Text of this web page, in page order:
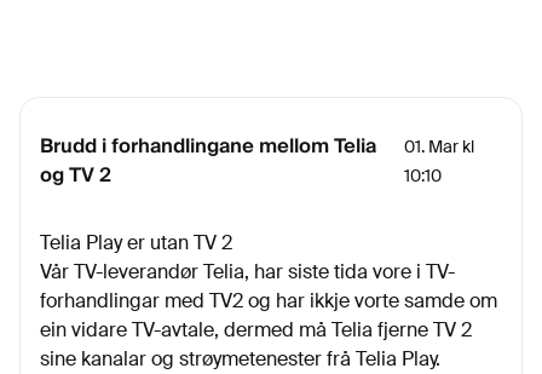
Brudd i forhandlingane mellom Telia
og TV 2
01. Mar kl
10:10
Telia Play er utan TV 2
Vår TV-leverandør Telia, har siste tida vore i TV-
forhandlingar med TV2 og har ikkje vorte samde om
ein vidare TV-avtale, dermed må Telia fjerne TV 2
sine kanalar og strøymetenester frå Telia Play.